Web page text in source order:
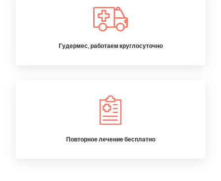
Гудермес, работаем круглосуточно
Повторное лечение бесплатно